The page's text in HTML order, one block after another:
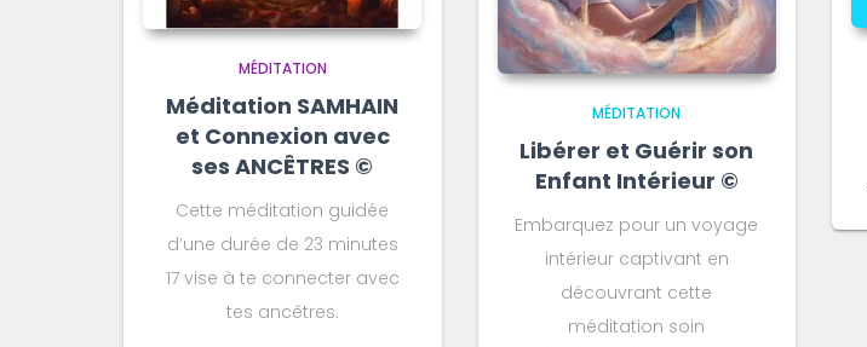
MÉDITATION
Méditation SAMHAIN
et Connexion avec
ses ANCÊTRES ©️
Cette méditation guidée
d’une durée de 23 minutes
17 vise à te connecter avec
tes ancêtres.
MÉDITATION
Libérer et Guérir son
Enfant Intérieur ©️
Embarquez pour un voyage
intérieur captivant en
découvrant cette
méditation soin